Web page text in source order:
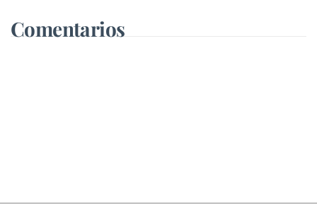
Comentarios